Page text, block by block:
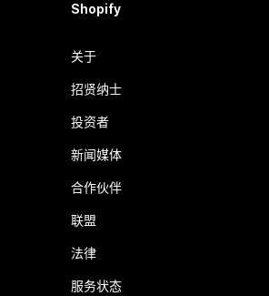
Shopify
关于
招贤纳士
投资者
新闻媒体
合作伙伴
联盟
法律
服务状态